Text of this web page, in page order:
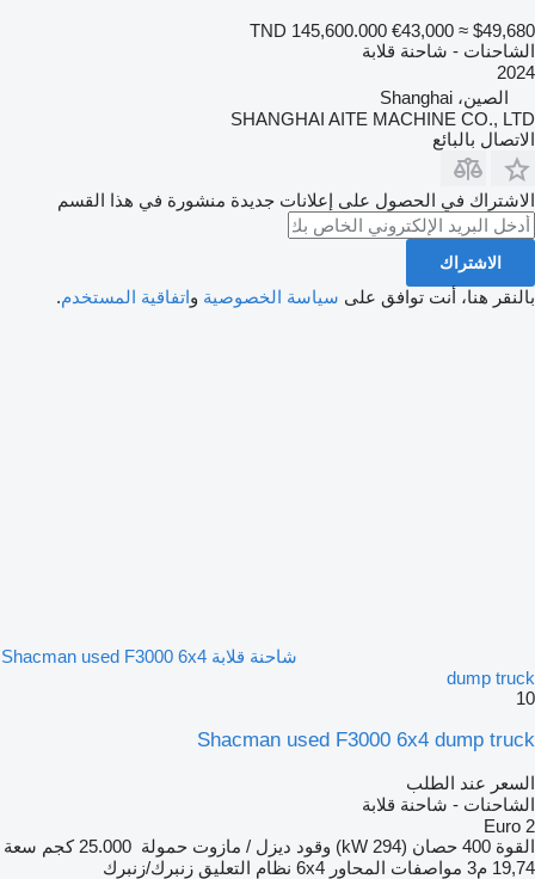
TND 145,600.000 €43,000 ≈ $49,680
الشاحنات - شاحنة قلابة
2024
الصين، Shanghai
SHANGHAI AITE MACHINE CO., LTD
الاتصال بالبائع
الاشتراك في الحصول على إعلانات جديدة منشورة في هذا القسم
الاشتراك
بالنقر هنا، أنت توافق على سياسة الخصوصية واتفاقية المستخدم.
شاحنة قلابة Shacman used F3000 6x4
dump truck
10
Shacman used F3000 6x4 dump truck
السعر عند الطلب
الشاحنات - شاحنة قلابة
Euro 2
القوة 400 حصان (294 kW) وقود ديزل / مازوت حمولة 25.000 كجم
سعة
19,74 م3
مواصفات المحاور 6x4 نظام التعليق زنبرك/زنبرك